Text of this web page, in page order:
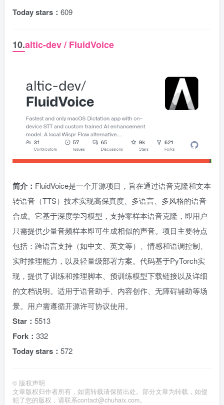
Today stars： 609
10.altic-dev / FluidVoice
简介： FluidVoice是一个开源项目，旨在通过语音克隆和文本
转语音（TTS）技术实现高保真度、多语言、多风格的语音
合成。它基于深度学习模型，支持零样本语音克隆，即用户
只需提供少量音频样本即可生成相似的声音。项目主要特点
包括：跨语言支持（如中文、英文等）、情感和语调控制、
实时推理能力，以及轻量级部署方案。代码基于PyTorch实
现，提供了训练和推理脚本、预训练模型下载链接以及详细
的文档说明。适用于语音助手、内容创作、无障碍辅助等场
景。用户需遵循开源许可协议使用。
Star： 5513
Fork： 332
Today stars： 572
© 版权声明
文章版权归作者所有，如需转载请保留出处。部分文章为转载，如侵
犯了您的版权，请联系contact@chuhaix.com。